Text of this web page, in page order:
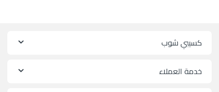
كسيبي شوب
خدمة العملاء